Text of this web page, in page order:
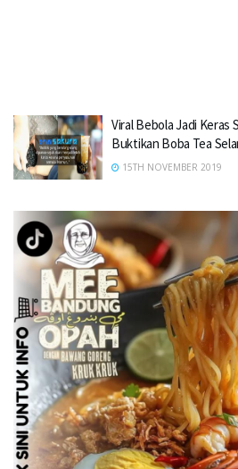
Viral Bebola Jadi Keras
Buktikan Boba Tea
15TH NOVEMBER 2019